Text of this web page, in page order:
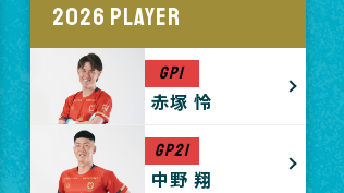
2026 PLAYER
GP1
赤塚 怜
GP21
中野 翔